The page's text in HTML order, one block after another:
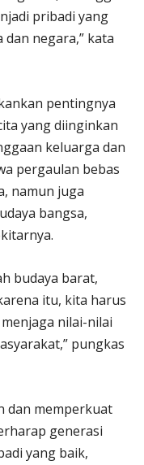
pribadi yang
negara,” kata
pentingnya
yang diinginkan
keluarga dan
pergaulan bebas
namun juga
bangsa,
budaya barat,
itu, kita harus
nilai-nilai
pungkas
dan memperkuat
generasi
yang baik,